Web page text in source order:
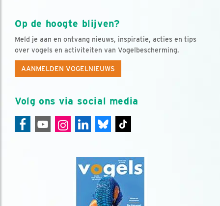
Op de hoogte blijven?
Meld je aan en ontvang nieuws, inspiratie, acties en tips
over vogels en activiteiten van Vogelbescherming.
AANMELDEN VOGELNIEUWS
Volg ons via social media